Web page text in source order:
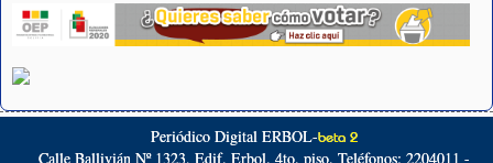
Periódico Digital ERBOL-beta 2
Calle Ballivián Nº 1323, Edif. Erbol. 4to. piso. Teléfonos: 2204011 -